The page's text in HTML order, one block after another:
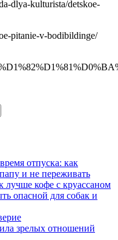
dlya-kulturista/detskoe-
pitanie-v-bodibildinge/
отпуска: как
и не переживать
лучше кофе с круассаном
опасной для собак и
зрелых отношений